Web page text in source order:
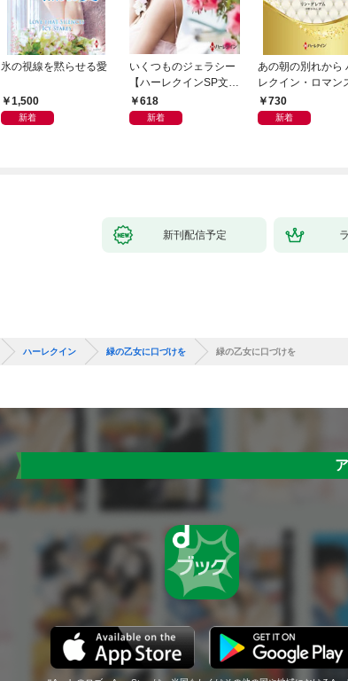
氷の視線を黙らせる愛
1,500
新着
いくつものジェラシー
【ハーレクインSP文庫
版】618
新着
あの朝の別れから
レクイン・ロマン
プレミアム～リン
レアム・ベスト・
730
新着
新刊配信予定
ハーレクイン 緑の乙女に口づけを 緑の乙女に口づけを